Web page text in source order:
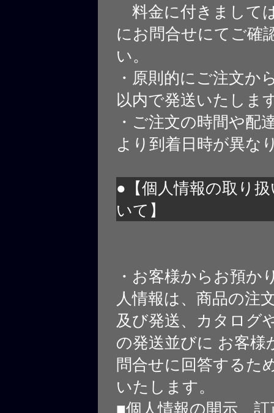
料金に付きまして
にお問合せにてご確
い。
・原則的にご注文か
以内で発送いたしま
・ご注文の時間や配
より到着日時が異な
●【個人情報の取り
いて】
・お客様からお預か
人情報は、商品の注
及び発送、カタログ
の発送並びに お客様
問合せに回答するた
いたします。
■個人情報の開示、